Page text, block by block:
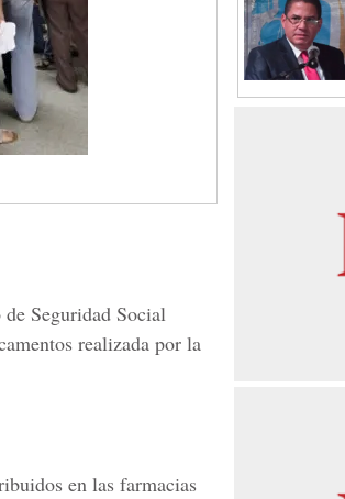
Seguridad Social
realizada por la
en las farmacias